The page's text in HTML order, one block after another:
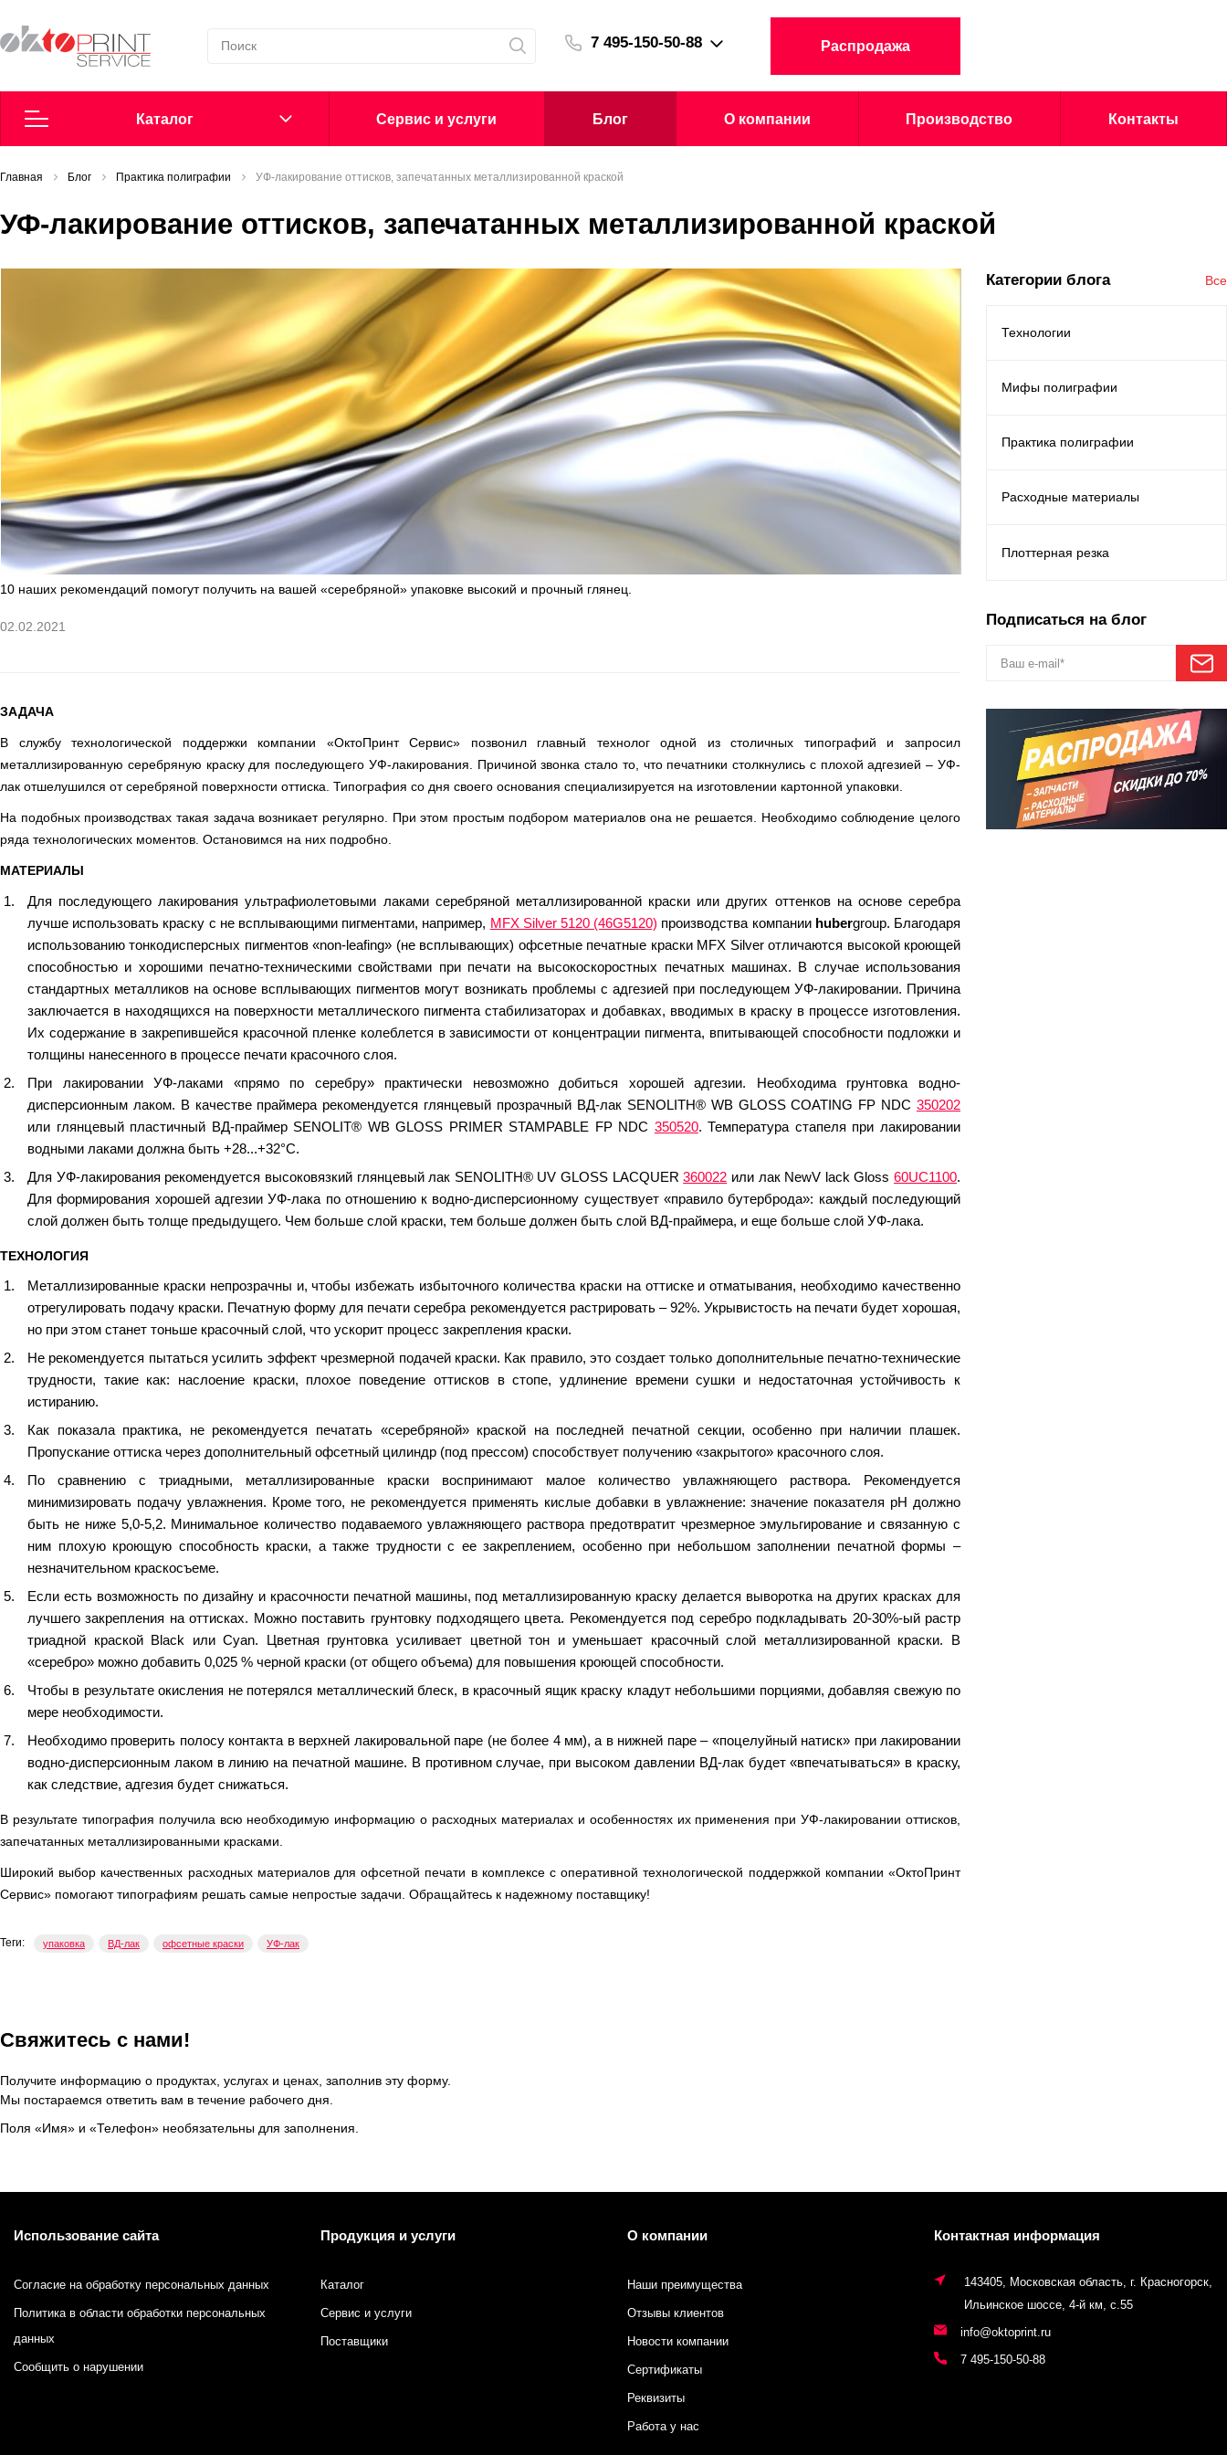
7 495-150-50-88 Распродажа
Каталог
Согласие на обработку персональных данных
Политика в области обработки персональных данных
Сообщить о нарушении
Добавки в увлажнение
Лакировальные полотна
Триадные краски
Специализированные краски
Лаки
Смывки
Вспомогательные материалы
Клеи для полиграфии
Клеи для упаковки
Приборы и средства контроля
Материалы для послепечатной обработки
Запчасти
Упаковочные материалы
Материалы для производства ротогравюрных цилиндров
Флексографские краски на водной основе
Краски системы смешения Pantone
Материалы для глубокой и сольвентной флексографской печати
Cервис и услуги Блог О компании Производство Контакты
Главная Блог Практика полиграфии УФ-лакирование оттисков, запечатанных металлизированной краской
УФ-лакирование оттисков, запечатанных металлизированной краской
10 наших рекомендаций помогут получить на вашей «серебряной» упаковке высокий и прочный глянец.
02.02.2021
ЗАДАЧА
В службу технологической поддержки компании «ОктоПринт Сервис» позвонил главный технолог одной из столичных типографий и запросил
металлизированную серебряную краску для последующего УФ-лакирования. Причиной звонка стало то, что печатники столкнулись с плохой адгезией – УФ-
лак отшелушился от серебряной поверхности оттиска. Типография со дня своего основания специализируется на изготовлении картонной упаковки.
На подобных производствах такая задача возникает регулярно. При этом простым подбором материалов она не решается. Необходимо соблюдение целого
ряда технологических моментов. Остановимся на них подробно.
МАТЕРИАЛЫ
Для последующего лакирования ультрафиолетовыми лаками серебряной металлизированной краски или других оттенков на основе серебра
лучше использовать краску с не всплывающими пигментами, например, MFX Silver 5120 (46G5120) производства компании hubergroup. Благодаря
использованию тонкодисперсных пигментов «non-leafing» (не всплывающих) офсетные печатные краски MFX Silver отличаются высокой кроющей
способностью и хорошими печатно-техническими свойствами при печати на высокоскоростных печатных машинах. В случае использования
стандартных металликов на основе всплывающих пигментов могут возникать проблемы с адгезией при последующем УФ-лакировании. Причина
заключается в находящихся на поверхности металлического пигмента стабилизаторах и добавках, вводимых в краску в процессе изготовления.
Их содержание в закрепившейся красочной пленке колеблется в зависимости от концентрации пигмента, впитывающей способности подложки и
толщины нанесенного в процессе печати красочного слоя.
При лакировании УФ-лаками «прямо по серебру» практически невозможно добиться хорошей адгезии. Необходима грунтовка водно-
дисперсионным лаком. В качестве праймера рекомендуется глянцевый прозрачный ВД-лак SENOLITH® WB GLOSS COATING FP NDC 350202
или глянцевый пластичный ВД-праймер SENOLIT® WB GLOSS PRIMER STAMPABLE FP NDC 350520. Температура стапеля при лакировании
водными лаками должна быть +28...+32°С.
Для УФ-лакирования рекомендуется высоковязкий глянцевый лак SENOLITH® UV GLOSS LACQUER360022 или лак NewV lack Gloss 60UC1100.
Для формирования хорошей адгезии УФ-лака по отношению к водно-дисперсионному существует «правило бутерброда»: каждый последующий
слой должен быть толще предыдущего. Чем больше слой краски, тем больше должен быть слой ВД-праймера, и еще больше слой УФ-лака.
ТЕХНОЛОГИЯ
Металлизированные краски непрозрачны и, чтобы избежать избыточного количества краски на оттиске и отматывания, необходимо качественно
отрегулировать подачу краски. Печатную форму для печати серебра рекомендуется растрировать – 92%. Укрывистость на печати будет хорошая,
но при этом станет тоньше красочный слой, что ускорит процесс закрепления краски.
Не рекомендуется пытаться усилить эффект чрезмерной подачей краски. Как правило, это создает только дополнительные печатно-технические
трудности, такие как: наслоение краски, плохое поведение оттисков в стопе, удлинение времени сушки и недостаточная устойчивость к
истиранию.
Как показала практика, не рекомендуется печатать «серебряной» краской на последней печатной секции, особенно при наличии плашек.
Пропускание оттиска через дополнительный офсетный цилиндр (под прессом) способствует получению «закрытого» красочного слоя.
По сравнению с триадными, металлизированные краски воспринимают малое количество увлажняющего раствора. Рекомендуется
минимизировать подачу увлажнения. Кроме того, не рекомендуется применять кислые добавки в увлажнение: значение показателя рН должно
быть не ниже 5,0-5,2. Минимальное количество подаваемого увлажняющего раствора предотвратит чрезмерное эмульгирование и связанную с
ним плохую кроющую способность краски, а также трудности с ее закреплением, особенно при небольшом заполнении печатной формы –
незначительном краскосъеме.
Если есть возможность по дизайну и красочности печатной машины, под металлизированную краску делается выворотка на других красках для
лучшего закрепления на оттисках. Можно поставить грунтовку подходящего цвета. Рекомендуется под серебро подкладывать 20-30%-ый растр
триадной краской Black или Cyan. Цветная грунтовка усиливает цветной тон и уменьшает красочный слой металлизированной краски. В
«серебро» можно добавить 0,025 % черной краски (от общего объема) для повышения кроющей способности.
Чтобы в результате окисления не потерялся металлический блеск, в красочный ящик краску кладут небольшими порциями, добавляя свежую по
мере необходимости.
Необходимо проверить полосу контакта в верхней лакировальной паре (не более 4 мм), а в нижней паре – «поцелуйный натиск» при лакировании
водно-дисперсионным лаком в линию на печатной машине. В противном случае, при высоком давлении ВД-лак будет «впечатываться» в краску,
как следствие, адгезия будет снижаться.
В результате типография получила всю необходимую информацию о расходных материалах и особенностях их применения при УФ-лакировании оттисков,
запечатанных металлизированными красками.
Широкий выбор качественных расходных материалов для офсетной печати в комплексе с оперативной технологической поддержкой компании «ОктоПринт
Сервис» помогают типографиям решать самые непростые задачи. Обращайтесь к надежному поставщику!
Теги: упаковка ВД-лак офсетные краски УФ-лак
Свяжитесь с нами!
Получите информацию о продуктах, услугах и ценах, заполнив эту форму.
Мы постараемся ответить вам в течение рабочего дня.
Поля «Имя» и «Телефон» необязательны для заполнения.
Категории блога Все
Технологии
Мифы полиграфии
Практика полиграфии
Расходные материалы
Плоттерная резка
Подписаться на блог
Использование сайта
Согласие на обработку персональных данных
Политика в области обработки персональных
данных
Сообщить о нарушении
Продукция и услуги
Каталог
Сервис и услуги
Поставщики
О компании
Наши преимущества
Отзывы клиентов
Новости компании
Сертификаты
Реквизиты
Работа у нас
Контактная информация
143405, Московская область, г. Красногорск,
Ильинское шоссе, 4-й км, с.55
info@oktoprint.ru
7 495-150-50-88